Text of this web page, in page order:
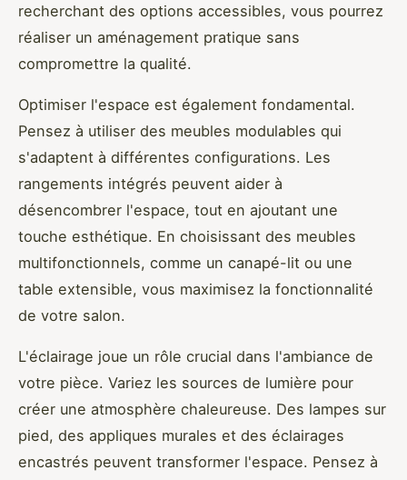
recherchant des options accessibles, vous pourrez
réaliser un aménagement pratique sans
compromettre la qualité.
Optimiser l'espace est également fondamental.
Pensez à utiliser des meubles modulables qui
s'adaptent à différentes configurations. Les
rangements intégrés peuvent aider à
désencombrer l'espace, tout en ajoutant une
touche esthétique. En choisissant des meubles
multifonctionnels, comme un canapé-lit ou une
table extensible, vous maximisez la fonctionnalité
de votre salon.
L'éclairage joue un rôle crucial dans l'ambiance de
votre pièce. Variez les sources de lumière pour
créer une atmosphère chaleureuse. Des lampes sur
pied, des appliques murales et des éclairages
encastrés peuvent transformer l'espace. Pensez à